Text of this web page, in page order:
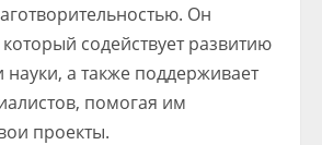
Он
содействует развитию
науки, а также поддерживает
помогая им
проекты.